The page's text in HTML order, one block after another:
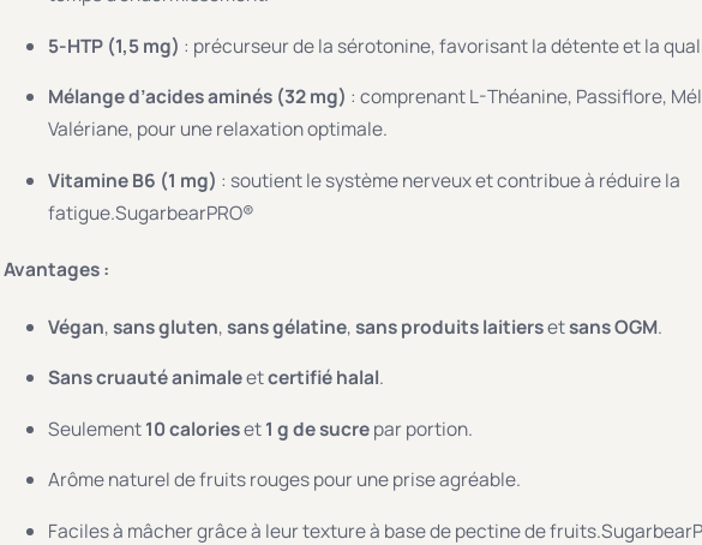
5-HTP (1,5 mg) : précurseur de la sérotonine, favorisant la détente et la
Mélange d’acides aminés (32 mg) : comprenant L-Théanine, Passiflore,
Valériane, pour une relaxation optimale.
Vitamine B6 (1 mg) : soutient le système nerveux et contribue à réduire la
fatigue.SugarbearPRO®
Avantages :
Végan, sans gluten, sans gélatine, sans produits laitiersetsans OGM.
Sans cruauté animaleetcertifié halal.
Seulement10 calorieset1 g de sucrepar portion.
Arôme naturel de fruits rouges pour une prise agréable.
Faciles à mâcher grâce à leur texture à base de pectine de fruits.